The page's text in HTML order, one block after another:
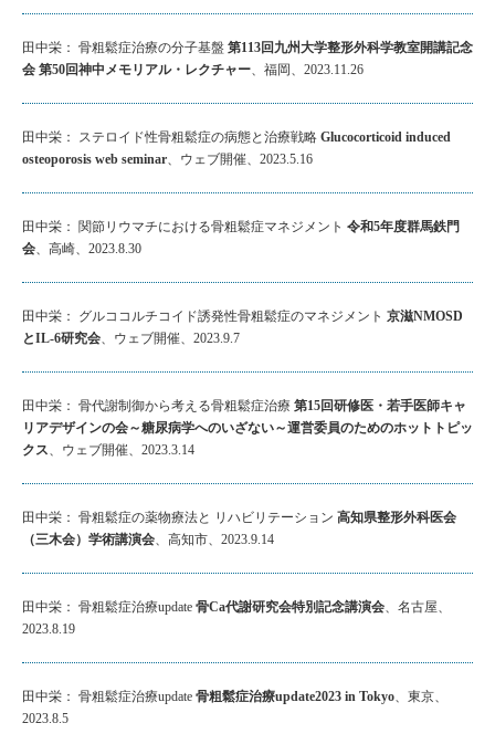
田中栄： 骨粗鬆症治療の分子基盤 第113回九州大学整形外科学教室開講記念
会 第50回神中メモリアル・レクチャー、福岡、2023.11.26
田中栄： ステロイド性骨粗鬆症の病態と治療戦略 Glucocorticoid induced
osteoporosis web seminar、ウェブ開催、2023.5.16
田中栄： 関節リウマチにおける骨粗鬆症マネジメント 令和5年度群馬鉄門
会、高崎、2023.8.30
田中栄： グルココルチコイド誘発性骨粗鬆症のマネジメント 京滋NMOSD
とIL‐6研究会、ウェブ開催、2023.9.7
田中栄： 骨代謝制御から考える骨粗鬆症治療 第15回研修医・若手医師キャ
リアデザインの会～糖尿病学へのいざない～運営委員のためのホットトピッ
クス、ウェブ開催、2023.3.14
田中栄： 骨粗鬆症の薬物療法と リハビリテーション 高知県整形外科医会
（三木会）学術講演会、高知市、2023.9.14
田中栄： 骨粗鬆症治療update 骨Ca代謝研究会特別記念講演会、名古屋、
2023.8.19
田中栄： 骨粗鬆症治療update 骨粗鬆症治療update2023 in Tokyo、東京、
2023.8.5